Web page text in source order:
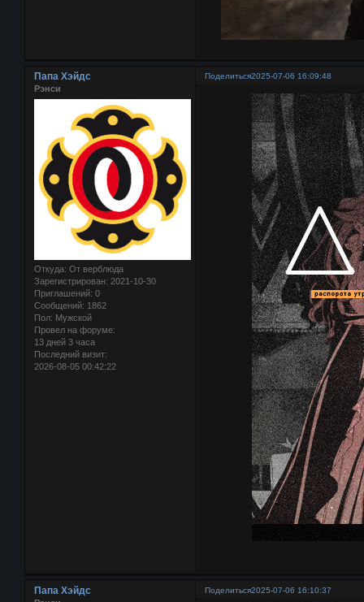
Поделиться2025-07-06 16:09:48
Папа Хэйдс
Рэнси
Откуда: От верблюда
Зарегистрирован: 2021-10-30
Приглашений: 0
Сообщений: 1862
Пол: Мужской
Провел на форуме:
13 дней 3 часа
Последний визит:
2026-08-05 00:42:22
Поделиться2025-07-06 16:10:37
Папа Хэйдс